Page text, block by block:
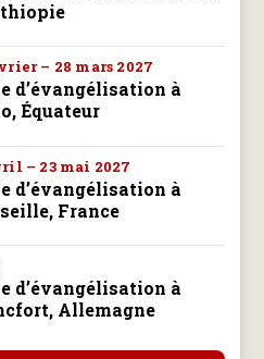
– 28 mars 2027
d’évangélisation à
Équateur
– 23 mai 2027
d’évangélisation à
France
d’évangélisation à
Allemagne